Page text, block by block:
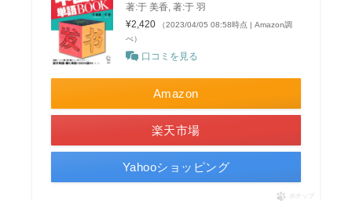
著:于 美香, 著:于 羽
¥2,420
（2023/04/05 08:58時点 | Amazon調
べ）
口コミを見る
Amazon
楽天市場
Yahooショッピング
ポチップ